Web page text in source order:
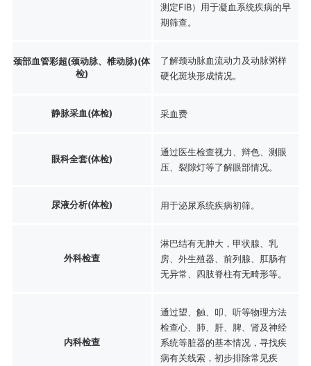
测定FIB）用于凝血系统疾病的早
期筛查。
颈部血管彩超(颈动脉、椎动脉)(体
检)
了解颈动脉血流动力及动脉粥样
硬化斑块形成情况。
静脉采血(体检) 采血费
眼科全套(体检)
通过医生检查视力、辩色、测眼
压、裂隙灯等了解眼部情况。
尿液分析(体检) 用于泌尿系统疾病初筛。
外科检查
淋巴结有无肿大，甲状腺、乳
房、外生殖器、前列腺、肛肠有
无异常、四肢脊柱有无畸形等。
内科检查
通过望、触、叩、听等物理方法
检查心、肺、肝、脾、肾及神经
系统等脏器的基本情况，寻找疾
病有关线索，初步排除常见疾